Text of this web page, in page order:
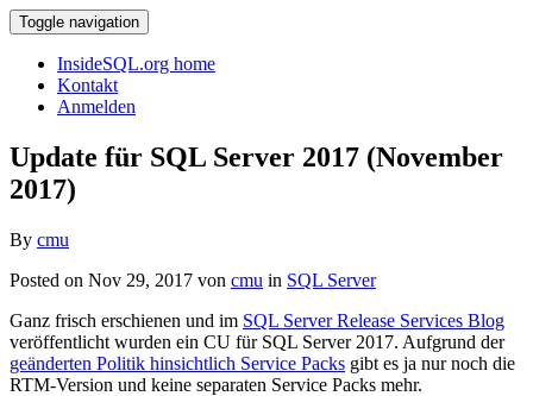
Toggle navigation
InsideSQL.org home
Kontakt
Anmelden
Update für SQL Server 2017 (November
2017)
By cmu
Posted on Nov 29, 2017 von cmu in SQL Server
Ganz frisch erschienen und im SQL Server Release Services Blog
veröffentlicht wurden ein CU für SQL Server 2017. Aufgrund der
geänderten Politik hinsichtlich Service Packs gibt es ja nur noch die
RTM-Version und keine separaten Service Packs mehr.